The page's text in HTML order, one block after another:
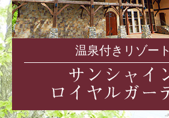
温泉付きリゾート